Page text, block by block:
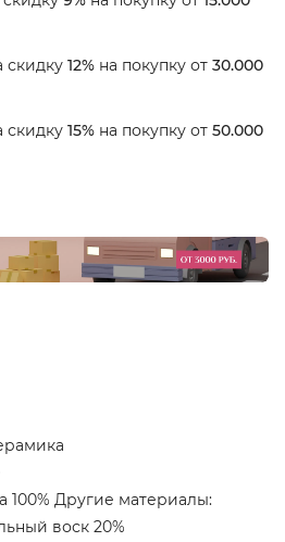
скидку 12% на покупку от 30.000
скидку 15% на покупку от 50.000
100% Другие материалы:
воск 20%